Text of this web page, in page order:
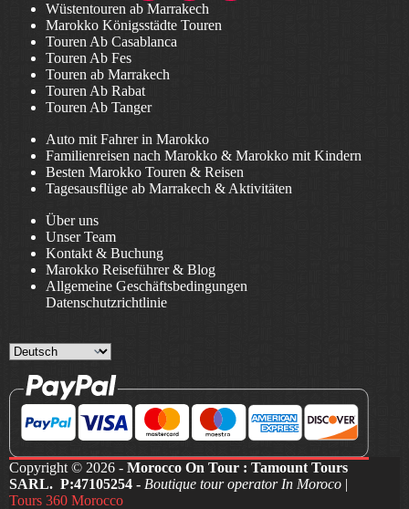
Wüstentouren ab Marrakech
Marokko Königsstädte Touren
Touren Ab Casablanca
Touren Ab Fes
Touren ab Marrakech
Touren Ab Rabat
Touren Ab Tanger
Auto mit Fahrer in Marokko
Familienreisen nach Marokko & Marokko mit Kindern
Besten Marokko Touren & Reisen
Tagesausflüge ab Marrakech & Aktivitäten
Über uns
Unser Team
Kontakt & Buchung
Marokko Reiseführer & Blog
Allgemeine Geschäftsbedingungen
Datenschutzrichtlinie
Choose
a
language
Copyright © 2026 - Morocco On Tour : Tamount Tours
SARL. P:47105254 - Boutique tour operator In Moroco |
Tours 360 Morocco